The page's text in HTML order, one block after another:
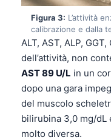
Figura 3: L’attività
calibrazione e dalla
ALT, AST, ALP,
dell’attività, non
AST 89 U/L in un
dopo una gara
del muscolo
bilirubina 3,0 mg/dL
molto diversa.